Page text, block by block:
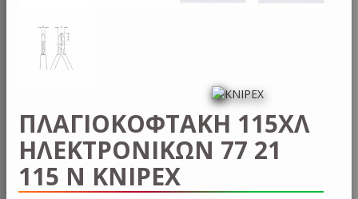
ΠΛΑΓΙΟΚΟΦΤΑΚΗ 115ΧΛ
ΗΛΕΚΤΡΟΝΙΚΩΝ 77 21
115 N KNIPEX